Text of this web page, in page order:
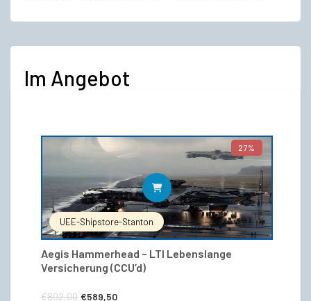
Im Angebot
27%
UEE-Shipstore-Stanton
Aegis Hammerhead – LTI Lebenslange
Versicherung (CCU’d)
€802,00 Ursprünglicher
€589,50
IN DEN WARENKORB